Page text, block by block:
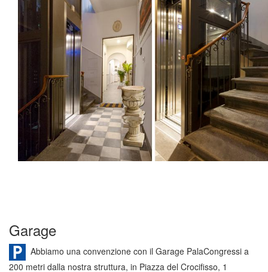
Garage
Abbiamo una convenzione con il Garage PalaCongressi a
200 metri dalla nostra struttura, in Piazza del Crocifisso, 1